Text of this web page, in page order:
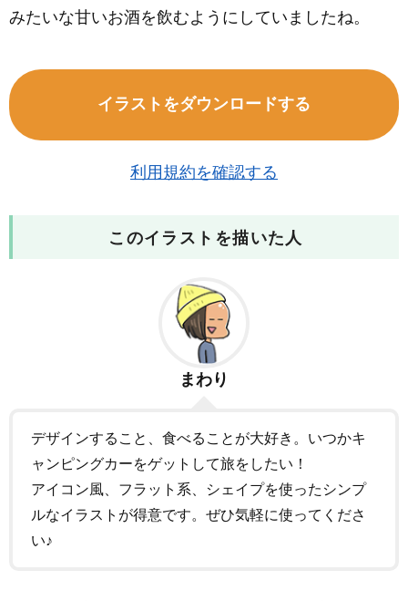
みたいな甘いお酒を飲むようにしていましたね。
イラストをダウンロードする
利用規約を確認する
このイラストを描いた人
まわり
デザインすること、食べることが大好き。いつかキ
ャンピングカーをゲットして旅をしたい！
アイコン風、フラット系、シェイプを使ったシンプ
ルなイラストが得意です。ぜひ気軽に使ってくださ
い♪